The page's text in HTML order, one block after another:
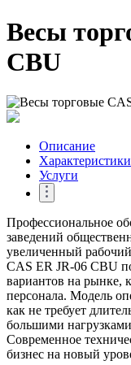
Весы
CBU
Описание
Характеристики
Услуги
Профессиональное
заведений
увеличенный
CAS ER JR-06 CBU
вариантов на рынке,
персонала. Модель
как не требует
большими
Современное
бизнес на новый